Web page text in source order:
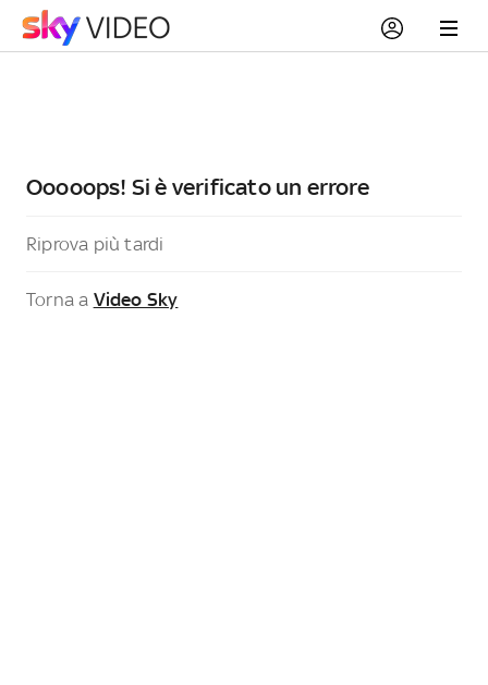
Ooooops! Si è verificato un errore
Riprova più tardi
Torna a Video Sky